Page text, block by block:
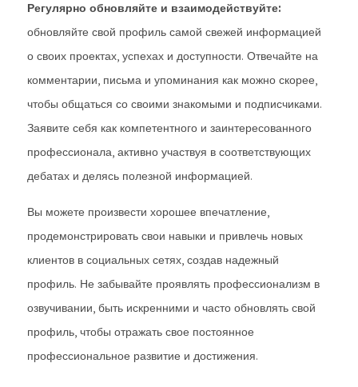
Регулярно обновляйте и взаимодействуйте:
обновляйте свой профиль самой свежей информацией
о своих проектах, успехах и доступности. Отвечайте на
комментарии, письма и упоминания как можно скорее,
чтобы общаться со своими знакомыми и подписчиками.
Заявите себя как компетентного и заинтересованного
профессионала, активно участвуя в соответствующих
дебатах и делясь полезной информацией.
Вы можете произвести хорошее впечатление,
продемонстрировать свои навыки и привлечь новых
клиентов в социальных сетях, создав надежный
профиль. Не забывайте проявлять профессионализм в
озвучивании, быть искренними и часто обновлять свой
профиль, чтобы отражать свое постоянное
профессиональное развитие и достижения.